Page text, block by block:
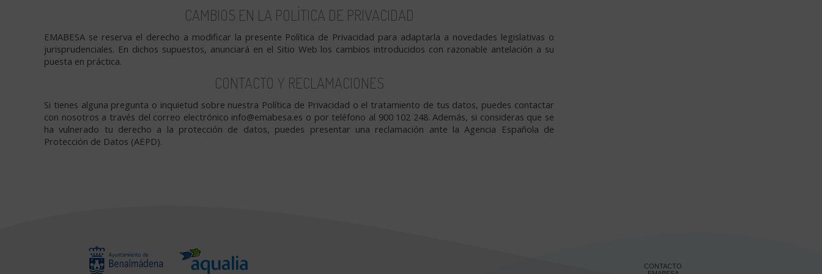
CAMBIOS EN LA POLÍTICA DE PRIVACIDAD
EMABESA se reserva el derecho a modificar la presente Política de Privacidad para adaptarla a novedades legislativas o
jurisprudenciales. En dichos supuestos, anunciará en el Sitio Web los cambios introducidos con razonable antelación a su
puesta en práctica.
CONTACTO Y RECLAMACIONES
Si tienes alguna pregunta o inquietud sobre nuestra Política de Privacidad o el tratamiento de tus datos, puedes contactar
con nosotros a través del correo electrónico info@emabesa.es o por teléfono al 900 102 248. Además, si consideras que se
ha vulnerado tu derecho a la protección de datos, puedes presentar una reclamación ante la Agencia Española de
Protección de Datos (AEPD).
CONTACTO